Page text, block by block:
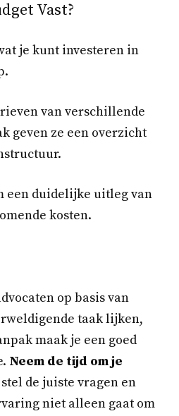
Vast?
je kunt investeren in
van verschillende
geven ze een overzicht
een duidelijke uitleg van
kosten.
op basis van
taak lijken,
maak je een goed
Neem de tijd om je
stel de juiste vragen en
niet alleen gaat om